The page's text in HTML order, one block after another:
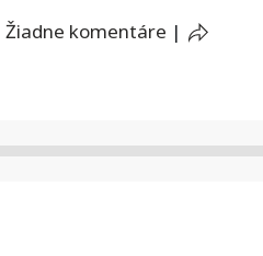
Žiadne komentáre |